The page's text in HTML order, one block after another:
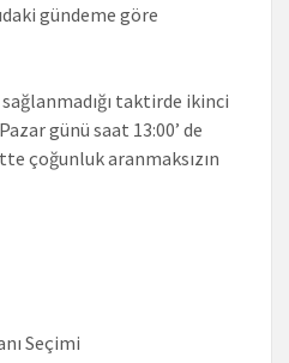
gündeme göre
taktirde ikinci
günü saat 13:00’ de
çoğunluk aranmaksızın
Seçimi